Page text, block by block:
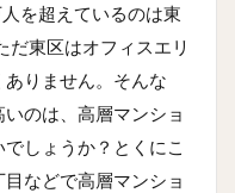
を超えているのは東
東区はオフィスエリ
りません。そんな
のは、高層マンショ
しょうか？とくにこ
などで高層マンショ